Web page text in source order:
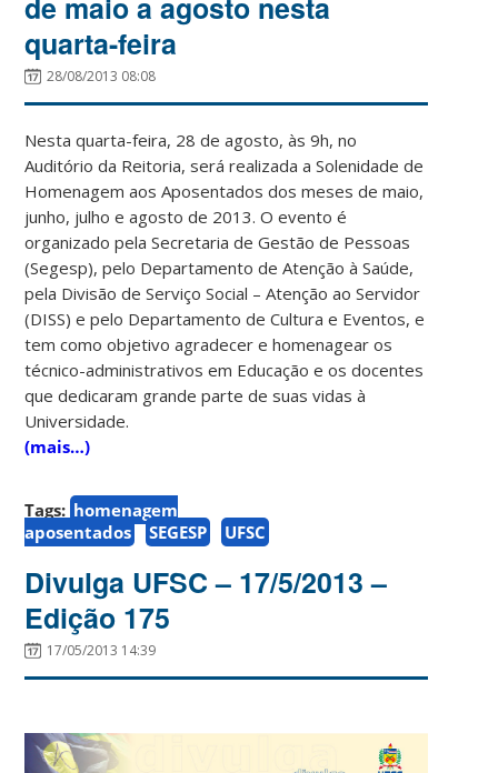
quarta-feira
28/08/2013 08:08
Nesta quarta-feira, 28 de agosto, às 9h, no
Auditório da Reitoria, será realizada a Solenidade de
Homenagem aos Aposentados dos meses de maio,
junho, julho e agosto de 2013. O evento é
organizado pela Secretaria de Gestão de Pessoas
(Segesp), pelo Departamento de Atenção à Saúde,
pela Divisão de Serviço Social – Atenção ao Servidor
(DISS) e pelo Departamento de Cultura e Eventos, e
tem como objetivo agradecer e homenagear os
técnico-administrativos em Educação e os docentes
que dedicaram grande parte de suas vidas à
Universidade.
(mais…)
Tags: homenagem
aposentados
SEGESP UFSC
Divulga UFSC – 17/5/2013 –
Edição 175
17/05/2013 14:39